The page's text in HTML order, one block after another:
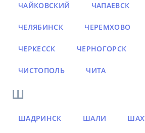
ЧАЙКОВСКИЙ ЧАПАЕВСК
ЧЕЛЯБИНСК ЧЕРЕМХОВО
ЧЕРКЕССК ЧЕРНОГОРСК
ЧИСТОПОЛЬ ЧИТА
Ш
ШАДРИНСК ШАЛИ